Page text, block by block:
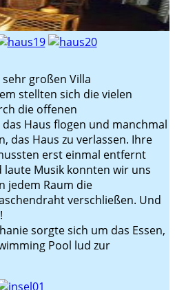
großen Villa
stellten sich die vielen
die offenen
Haus flogen und manchmal
das Haus zu verlassen. Ihre
erst einmal entfernt
Musik konnten wir uns
jedem Raum die
verschließen. Und
sorgte sich um das Essen,
Pool lud zur